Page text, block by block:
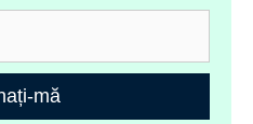
mă